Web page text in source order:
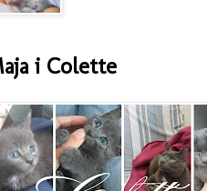
i Colette